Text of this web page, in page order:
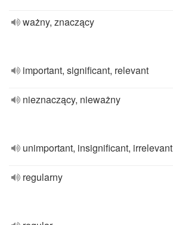
ważny, znaczący
important, significant, relevant
nieznaczący, nieważny
unimportant, insignificant, irrelevant
regularny